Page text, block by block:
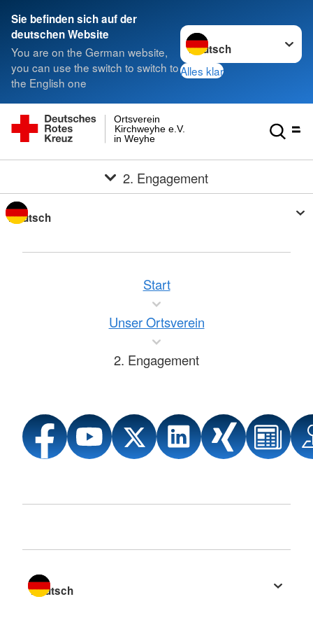
Sie befinden sich auf der
deutschen Website
You are on the German website,
you can use the switch to switch to
the English one
Sprache wechseln zu
Alles klar
in Weyhe
Kirchweyhe e.V.
Ortsverein
2. Engagement
Sprache wechseln zu
Start
Unser Ortsverein
2. Engagement
Sprache wechseln zu